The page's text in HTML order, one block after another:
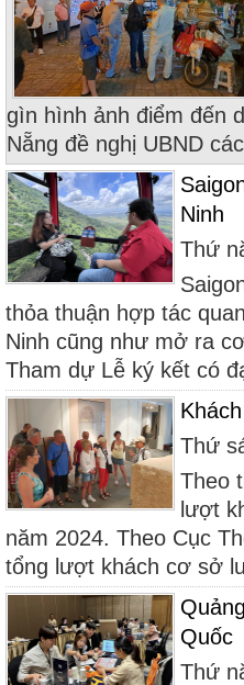
gìn hình ảnh điểm đến
Nẵng đề nghị UBND
Ninh
Thứ
thỏa thuận hợp tác
Ninh cũng như mở ra
Tham dự Lễ ký kết có
Thứ
Theo
lượt
năm 2024. Theo Cục
tổng lượt khách cơ sở
Quốc
Thứ